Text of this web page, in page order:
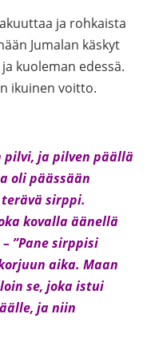
ja rohkaista
Jumalan käskyt
kuoleman edessä.
ikuinen voitto.
pilvi, ja pilven päällä
oli päässään
sirppi.
kovalla äänellä
”Pane sirppisi
aika. Maan
se, joka istui
ja niin